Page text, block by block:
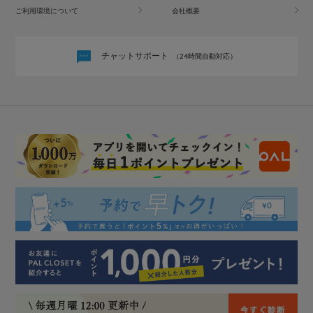
ご利用環境について 会社概要
チャットサポート （24時間自動対応）